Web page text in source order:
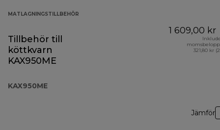
MATLAGNINGSTILLBEHÖR
Tillbehör till
köttkvarn
KAX950ME
KAX950ME
1 609,00 kr
321,80 kr
Jämför